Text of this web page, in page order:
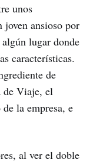
unos
joven ansioso por
lugar donde
características.
de
de Viaje, el
la empresa, e
al ver el doble